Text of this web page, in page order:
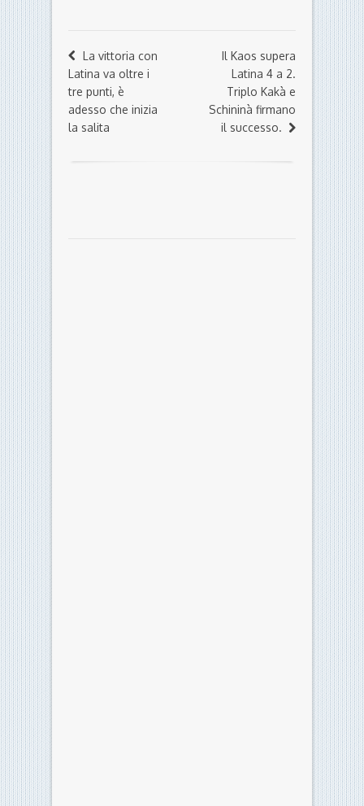
La vittoria con
Latina va oltre i
tre punti, è
adesso che inizia
la salita
Il Kaos supera
Latina 4 a 2.
Triplo Kakà e
Schininà firmano
il successo.